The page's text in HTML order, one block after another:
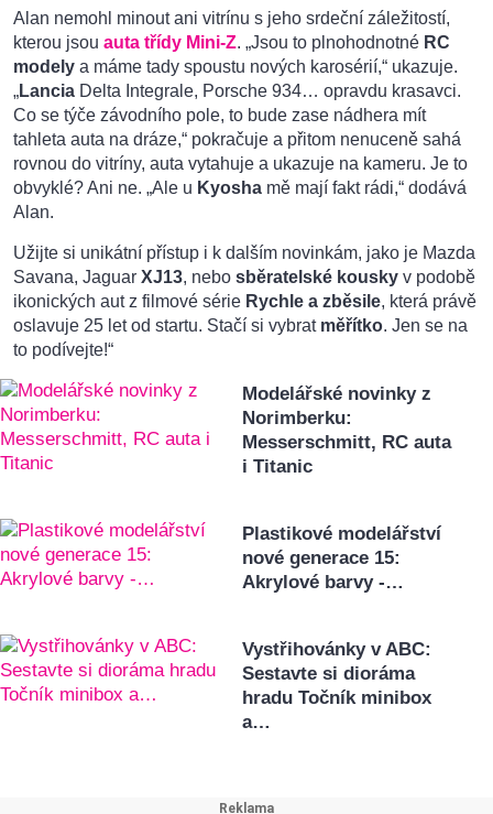
Alan nemohl minout ani vitrínu s jeho srdeční záležitostí,
kterou jsou auta třídy Mini-Z. „Jsou to plnohodnotné RC
modely a máme tady spoustu nových karosérií,“ ukazuje.
„Lancia Delta Integrale, Porsche 934… opravdu krasavci.
Co se týče závodního pole, to bude zase nádhera mít
tahleta auta na dráze,“ pokračuje a přitom nenuceně sahá
rovnou do vitríny, auta vytahuje a ukazuje na kameru. Je to
obvyklé? Ani ne. „Ale u Kyosha mě mají fakt rádi,“ dodává
Alan.
Užijte si unikátní přístup i k dalším novinkám, jako je Mazda
Savana, Jaguar XJ13, nebo sběratelské kousky v podobě
ikonických aut z filmové série Rychle a zběsile, která právě
oslavuje 25 let od startu. Stačí si vybrat měřítko. Jen se na
to podívejte!“
Modelářské novinky z
Norimberku:
Messerschmitt, RC auta
i Titanic
Plastikové modelářství
nové generace 15:
Akrylové barvy -…
Vystřihovánky v ABC:
Sestavte si dioráma
hradu Točník minibox
a…